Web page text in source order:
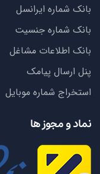
بانک شماره ایرانسل
بانک شماره جنسیت
بانک اطلاعات مشاغل
پنل ارسال پیامک
استخراج شماره موبایل
نماد و مجوز ها